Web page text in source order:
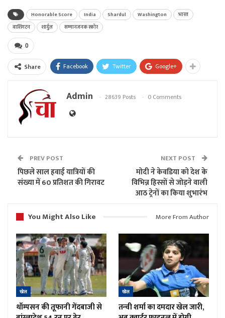
Honorable Score India Shardul Washington
भारत
वाशिंगटन
शार्दुल सम्मानजनक स्कोर
0
Share Facebook Twitter Google+
Admin 28639 Posts 0 Comments
PREV POST
पिछले साल हवाई यात्रियों की
संख्या में 60 प्रतिशत की गिरावट
NEXT POST
मोदी ने केवडिया को देश के
विभिन्न हिस्सों से जोड़ने वाली
आठ ट्रेनों का किया शुभारंभ
You Might Also Like
More From Author
खेल
थॉम्पसन की तूफानी गेंदबाजी से
खेल
तन्वी शर्मा का दमदार खेल जारी,